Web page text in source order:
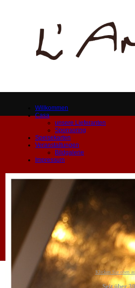
Willkommen
Casa
unsere Lieferanten
Sponsoring
Speisekarten
Veranstaltungen
Bildgalerie
Impressum
Klicken Sie oben
Seit über